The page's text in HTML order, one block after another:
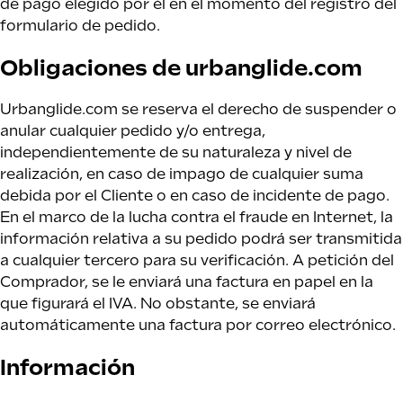
de pago elegido por él en el momento del registro del
formulario de pedido.
Obligaciones de urbanglide.com
Urbanglide.com se reserva el derecho de suspender o
anular cualquier pedido y/o entrega,
independientemente de su naturaleza y nivel de
realización, en caso de impago de cualquier suma
debida por el Cliente o en caso de incidente de pago.
En el marco de la lucha contra el fraude en Internet, la
información relativa a su pedido podrá ser transmitida
a cualquier tercero para su verificación. A petición del
Comprador, se le enviará una factura en papel en la
que figurará el IVA. No obstante, se enviará
automáticamente una factura por correo electrónico.
Información